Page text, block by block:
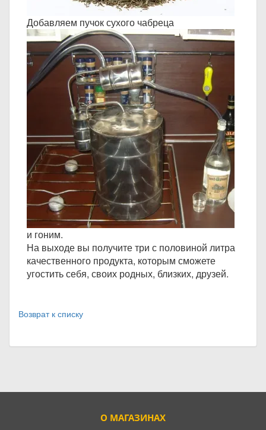
Добавляем пучок сухого чабреца
и гоним.
На выходе вы получите три с половиной литра
качественного продукта, которым сможете
угостить себя, своих родных, близких, друзей.
Возврат к списку
О МАГАЗИНАХ